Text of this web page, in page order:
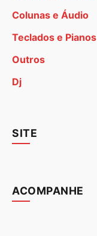
Colunas e Áudio
Teclados e Pianos
Outros
Dj
SITE
ACOMPANHE